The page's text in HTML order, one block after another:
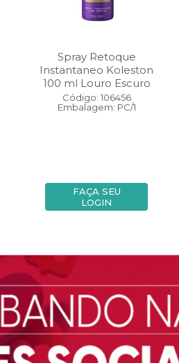
Spray Retoque
Instantaneo Koleston
100 ml Louro Escuro
Código: 106456
Embalagem: PC/1
FAÇA SEU
LOGIN